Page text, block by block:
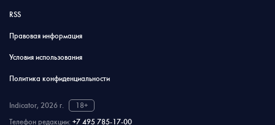
RSS
Правовая информация
Условия использования
Политика конфиденциальности
Indicator, 2026 г.
18+
Телефон редакции: +7 495 785-17-00